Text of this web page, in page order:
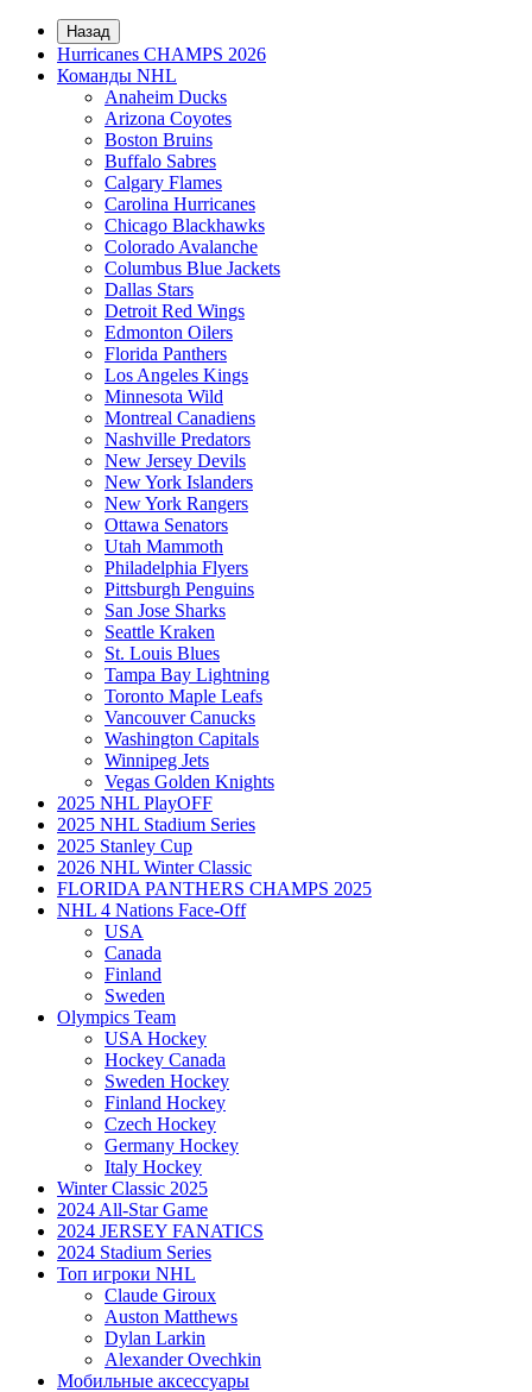
Назад
Hurricanes CHAMPS 2026
Команды NHL
Anaheim Ducks
Arizona Coyotes
Boston Bruins
Buffalo Sabres
Calgary Flames
Carolina Hurricanes
Chicago Blackhawks
Colorado Avalanche
Columbus Blue Jackets
Dallas Stars
Detroit Red Wings
Edmonton Oilers
Florida Panthers
Los Angeles Kings
Minnesota Wild
Montreal Canadiens
Nashville Predators
New Jersey Devils
New York Islanders
New York Rangers
Ottawa Senators
Utah Mammoth
Philadelphia Flyers
Pittsburgh Penguins
San Jose Sharks
Seattle Kraken
St. Louis Blues
Tampa Bay Lightning
Toronto Maple Leafs
Vancouver Canucks
Washington Capitals
Winnipeg Jets
Vegas Golden Knights
2025 NHL PlayOFF
2025 NHL Stadium Series
2025 Stanley Cup
2026 NHL Winter Classic
FLORIDA PANTHERS CHAMPS 2025
NHL 4 Nations Face-Off
USA
Canada
Finland
Sweden
Olympics Team
USA Hockey
Hockey Canada
Sweden Hockey
Finland Hockey
Czech Hockey
Germany Hockey
Italy Hockey
Winter Classic 2025
2024 All-Star Game
2024 JERSEY FANATICS
2024 Stadium Series
Топ игроки NHL
Claude Giroux
Auston Matthews
Dylan Larkin
Alexander Ovechkin
Мобильные аксессуары